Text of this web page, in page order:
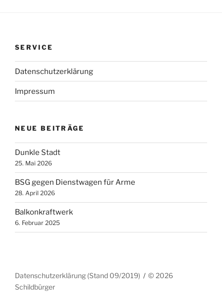
SERVICE
Datenschutzerklärung
Impressum
NEUE BEITRÄGE
Dunkle Stadt
25. Mai 2026
BSG gegen Dienstwagen für Arme
28. April 2026
Balkonkraftwerk
6. Februar 2025
Datenschutzerklärung (Stand 09/2019)
© 2026
Schildbürger